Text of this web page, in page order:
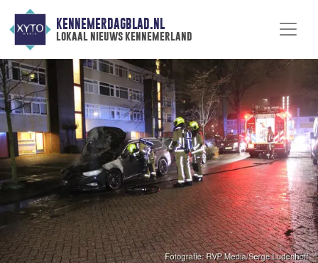
KENNEMERDAGBLAD.NL
lokaal nieuws kennemerland